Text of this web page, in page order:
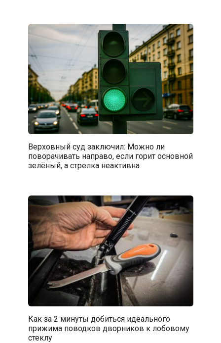
Верховный суд заключил: Можно ли
поворачивать направо, если горит основной
зелёный, а стрелка неактивна
Как за 2 минуты добиться идеального
прижима поводков дворников к лобовому
стеклу